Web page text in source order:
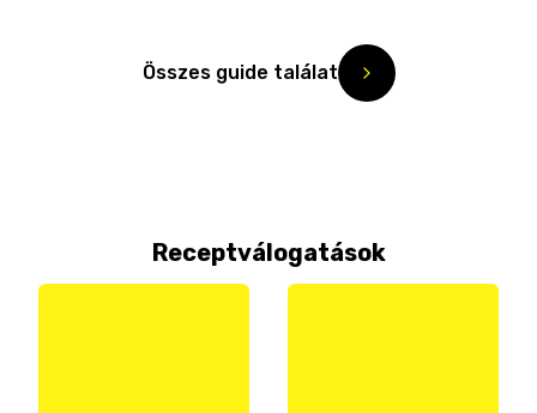
Összes guide találat
Receptválogatások